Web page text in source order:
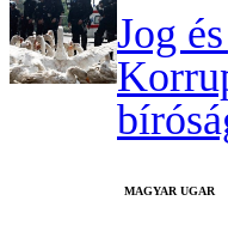
Jog
MAGYAR UGAR